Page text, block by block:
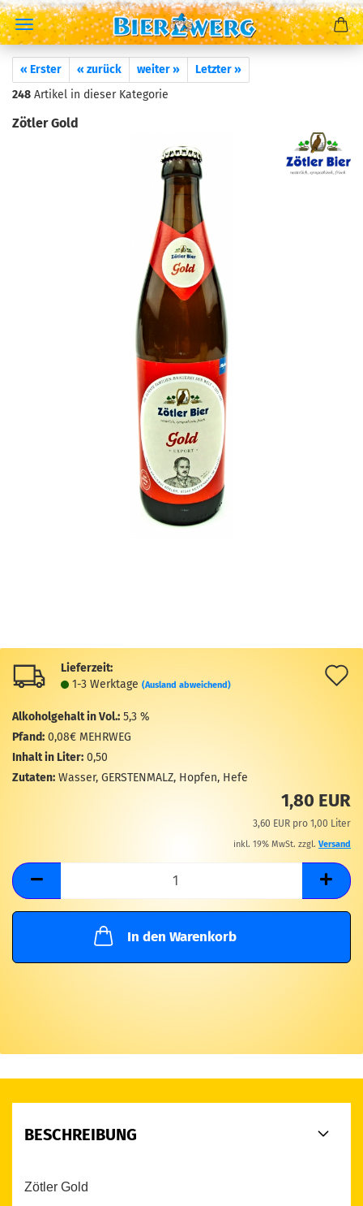
« Erster « zurück weiter »
Letzter »
248 Artikel in dieser Kategorie
Zötler Gold
Lieferzeit:
1-3 Werktage (Ausland abweichend)
Alkoholgehalt in Vol.: 5,3 %
Pfand: 0,08€ MEHRWEG
Inhalt in Liter: 0,50
Zutaten: Wasser, GERSTENMALZ, Hopfen, Hefe
1,80 EUR
3,60 EUR pro 1,00 Liter
inkl. 19% MwSt. zzgl. Versand
In den Warenkorb
BESCHREIBUNG
Zötler Gold